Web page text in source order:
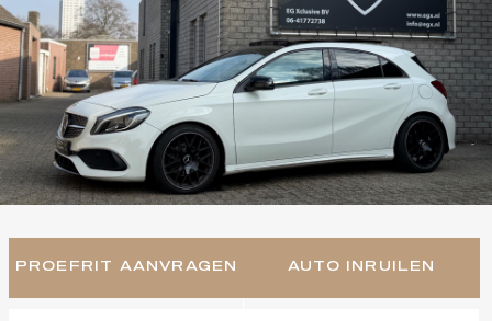
PROEFRIT AANVRAGEN AUTO INRUILEN